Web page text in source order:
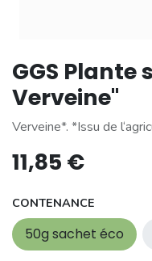
GGS Plante
Verveine"
Verveine*. *Issu de
11,85 €
CONTENANCE
50g sachet éco